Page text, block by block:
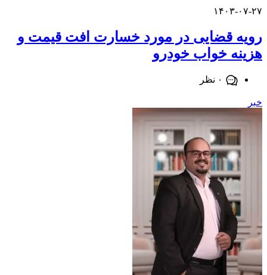
۲۷
قضایی در مورد خسارت افت قیمت و
خواب خودرو
۰ نظر